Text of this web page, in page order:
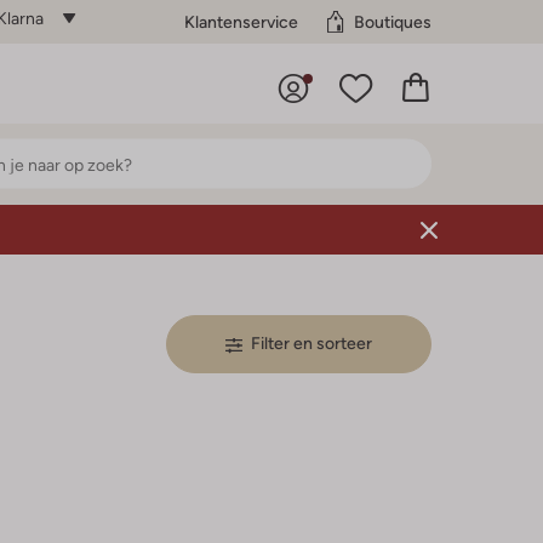
Klantenservice Boutiques
Filter en sorteer